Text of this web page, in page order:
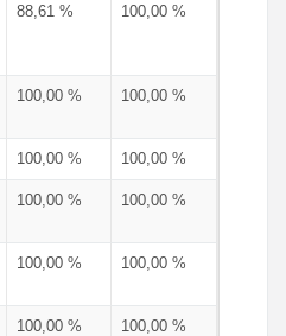
88,61 % 100,00 %
100,00 % 100,00 %
100,00 % 100,00 %
100,00 % 100,00 %
100,00 % 100,00 %
100,00 % 100,00 %